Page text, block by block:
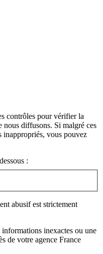
contrôles pour vérifier la
nous diffusons. Si malgré ces
inappropriés, vous pouvez
:
abusif est strictement
informations inexactes ou une
de votre agence France